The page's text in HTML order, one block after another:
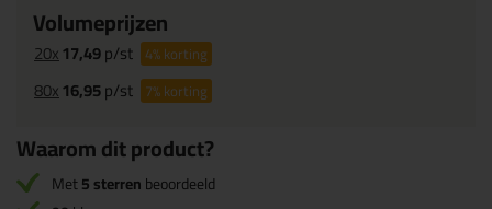
Volumeprijzen
20x17,49p/st 4%korting
80x16,95p/st 7%korting
Waarom dit product?
Met5 sterrenbeoordeeld